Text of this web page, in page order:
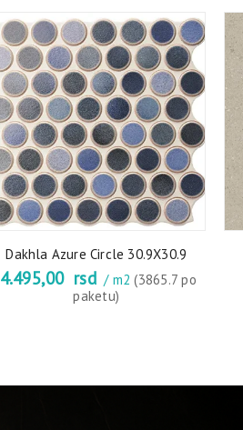
Dakhla Azure Circle 30.9X30.9
4.495,00 rsd / m2(3865.7 po
paketu)